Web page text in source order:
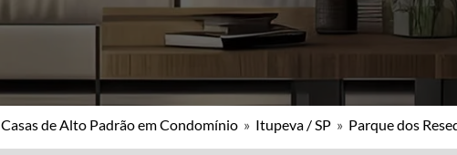
Casas de Alto Padrão em Condomínio » Itupeva / SP » Parque dos